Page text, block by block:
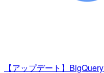
【アップデート】